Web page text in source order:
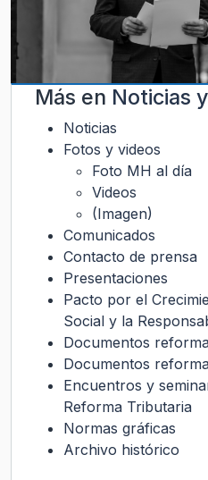
Más en Noticias
Noticias
Fotos y videos
Foto MH al día
Videos
(Imagen)
Comunicados
Contacto de prensa
Presentaciones
Pacto por el
Social y la
Documentos
Documentos
Encuentros y
Reforma Tributaria
Normas gráficas
Archivo histórico